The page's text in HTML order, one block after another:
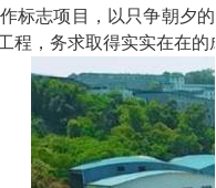
标志项目，以只争朝夕
程，务求取得实实在在的